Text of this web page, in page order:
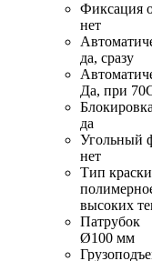
Фиксация
нет
да, сразу
Да, при
да
Угольный
нет
Тип краски
высоких
Патрубок
Ø100 мм